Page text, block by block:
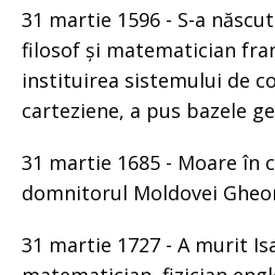
31 martie 1596 - S-a
filosof și matematician
instituirea sistemului de
carteziene, a pus bazele
31 martie 1685 - Moare în
domnitorul Moldovei
31 martie 1727 - A murit